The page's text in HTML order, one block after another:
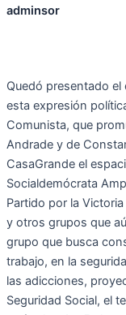
adminsor
Quedó presentado
esta expresión
Comunista, que
Andrade y de
CasaGrande el
Socialdemócrata
Partido por la
y otros grupos que
grupo que busca
trabajo, en la
las adicciones,
Seguridad Social, el